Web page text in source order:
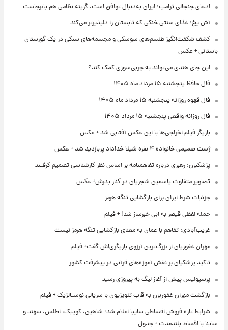
ادعای جنجالی ترامپ؛ ایران به‌دنبال توافق است، گزینه نظامی هم پابرجاست
آش یخ؛ غذای سنتی خنکی که تابستان را دلپذیرتر می‌کند
کشف شگفت‌انگیز طلسم‌های سوسکی و مجسمه‌های سنگی در یک گورستان
باستانی + عکس
این چای هندی می‌تواند به چربی‌سوزی کمک کند؟
فال حافظ پنجشنبه ۱۵ مرداد ماه ۱۴۰۵
فال قهوه روزانه پنجشنبه ۱۵ مرداد ماه ۱۴۰۵
فال روزانه واقعی پنجشنبه ۱۵ مرداد ۱۴۰۵
بازیگر فیلم اخراجی‌ها با این عکس آفتابی شد + عکس
ژست صمیمی خانواده ۴ نفره شیلا خداداد پربازدید شد + عکس
پزشکیان: رهبری درباره تفاهمنامه بر اساس نظر کارشناسی تصمیم گرفتند
تصاویر متفاوت یاسمین شجریان در کنار پدرش+ عکس
جزئیات شرط ایران برای بازگشایی تنگه هرمز
حمله لفظی قیصر به ابی خبرساز شد! + فیلم
غریب‌آبادی: تفاهم با عمان به معنای بازگشایی تنگه هرمز نیست
مهران غفوریان از بزرگ‌ترین آرزوی بازیگری‌اش گفت+ فیلم
تاکید پزشکیان بر نقش آموزه‌های قرآنی در پیشرفت کشور
پرسپولیس پیش از آغاز لیگ به پیروزی رسید
بازگشت مهران غفوریان به قاب تلویزیون با سریالی نوستالژیک + فیلم
شرایط تازه فروش اقساطی سایپا اعلام شد؛ شاهین، کوییک، اطلس، سهند و
ساینا با اقساط بلندمدت + جدول